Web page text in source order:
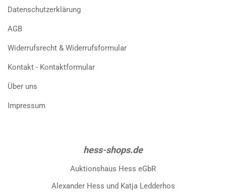
Datenschutzerklärung
AGB
Widerrufsrecht & Widerrufsformular
Kontakt - Kontaktformular
Über uns
Impressum
hess-shops.de
Auktionshaus Hess eGbR
Alexander Hess und Katja Ledderhos